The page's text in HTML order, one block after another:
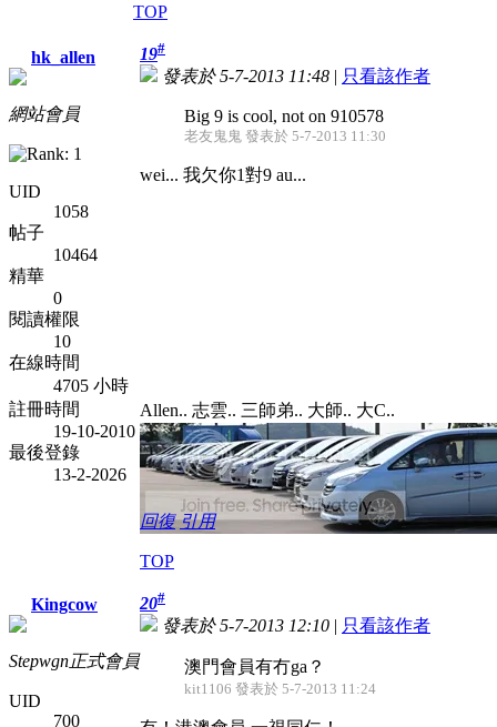
TOP
hk_allen
網站會員
UID
1058
帖子
10464
精華
0
閱讀權限
10
在線時間
4705 小時
註冊時間
19-10-2010
最後登錄
13-2-2026
19#
發表於 5-7-2013 11:48 | 只看該作者
Big 9 is cool, not on 910578
老友鬼鬼 發表於 5-7-2013 11:30
wei... 我欠你1對9 au...
Allen.. 志雲.. 三師弟.. 大師.. 大C..
回復 引用
TOP
Kingcow
Stepwgn正式會員
UID
700
20#
發表於 5-7-2013 12:10 | 只看該作者
澳門會員有冇ga？
kit1106 發表於 5-7-2013 11:24